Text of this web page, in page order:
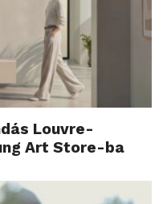
Louvre-
Art Store-ba